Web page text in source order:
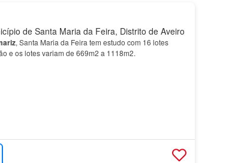
de Santa Maria da Feira, Distrito de Aveiro
, Santa Maria da Feira tem estudo com 16 lotes
e os lotes variam de 669m2 a 1118m2.